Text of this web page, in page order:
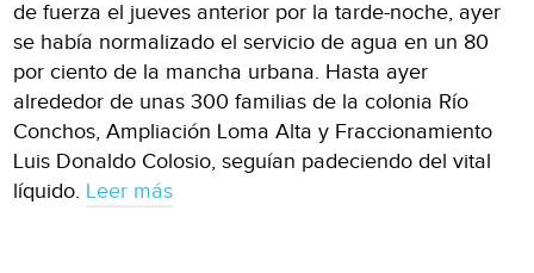
de fuerza el jueves anterior por la tarde-noche, ayer
se había normalizado el servicio de agua en un 80
por ciento de la mancha urbana. Hasta ayer
alrededor de unas 300 familias de la colonia Río
Conchos, Ampliación Loma Alta y Fraccionamiento
Luis Donaldo Colosio, seguían padeciendo del vital
líquido. Leer más